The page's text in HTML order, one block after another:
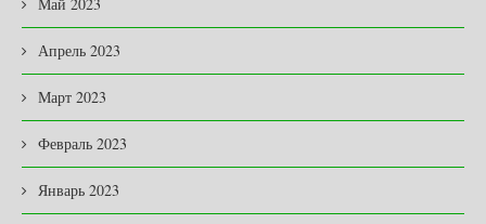
Апрель 2023
Март 2023
Февраль 2023
Январь 2023